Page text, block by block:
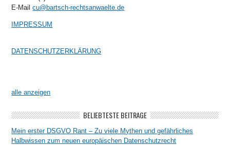
E-Mailcu@bartsch-rechtsanwaelte.de
IMPRESSUM
DATENSCHUTZERKLÄRUNG
alle anzeigen
BELIEBTESTE BEITRÄGE
Mein erster DSGVO Rant – Zu viele Mythen und gefährliches
Halbwissen zum neuen europäischen Datenschutzrecht